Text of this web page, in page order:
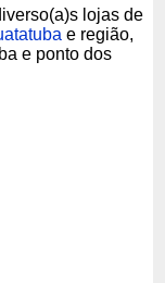
lojas de
e região,
e ponto dos